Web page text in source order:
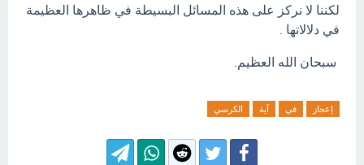
لكننا لا نركز على هذه المسائل البسيطة في ظاهرها العظيمة
في دلالاتها .
سبحان الله العظيم.
إعجاز في آية الكرسي